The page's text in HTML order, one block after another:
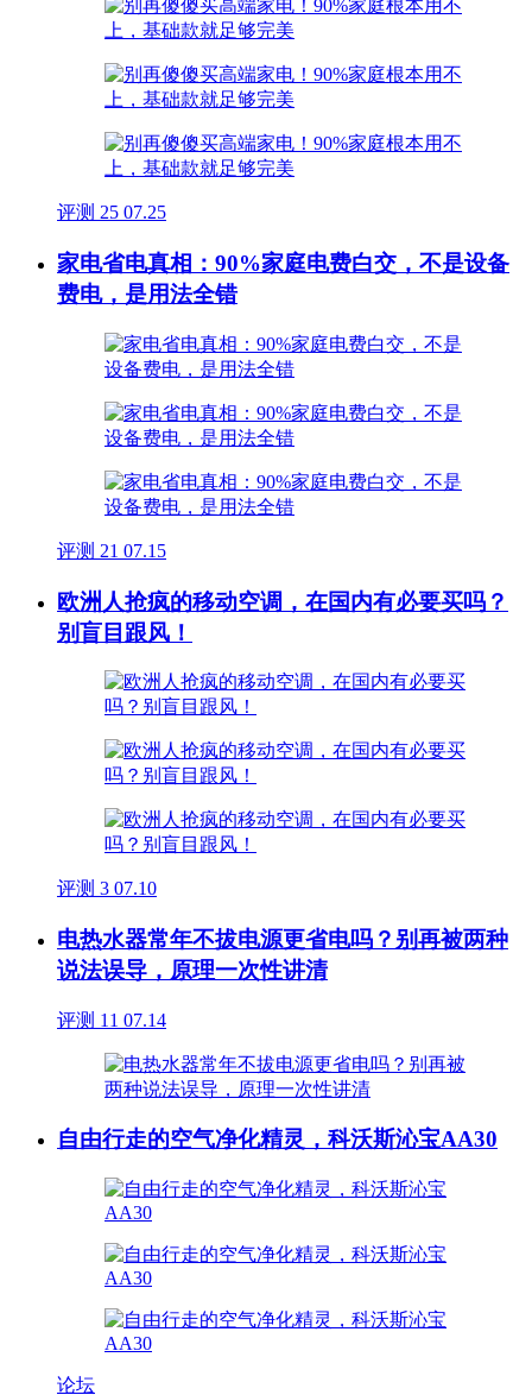
评测 25 07.25
家电省电真相：90%家庭电费白交，不是设备
费电，是用法全错
评测 21 07.15
欧洲人抢疯的移动空调，在国内有必要买吗？
别盲目跟风！
评测 3 07.10
电热水器常年不拔电源更省电吗？别再被两种
说法误导，原理一次性讲清
评测 11 07.14
自由行走的空气净化精灵，科沃斯沁宝AA30
论坛